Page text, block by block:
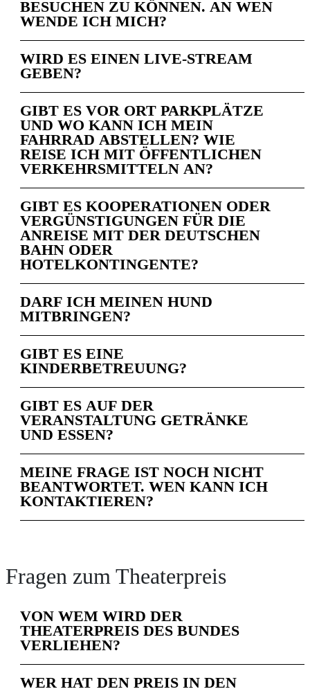
BESUCHEN ZU KÖNNEN. AN WEN
WENDE ICH MICH?
WIRD ES EINEN LIVE-STREAM
GEBEN?
GIBT ES VOR ORT PARKPLÄTZE
UND WO KANN ICH MEIN
FAHRRAD ABSTELLEN? WIE
REISE ICH MIT ÖFFENTLICHEN
VERKEHRSMITTELN AN?
GIBT ES KOOPERATIONEN ODER
VERGÜNSTIGUNGEN FÜR DIE
ANREISE MIT DER DEUTSCHEN
BAHN ODER
HOTELKONTINGENTE?
DARF ICH MEINEN HUND
MITBRINGEN?
GIBT ES EINE
KINDERBETREUUNG?
GIBT ES AUF DER
VERANSTALTUNG GETRÄNKE
UND ESSEN?
MEINE FRAGE IST NOCH NICHT
BEANTWORTET. WEN KANN ICH
KONTAKTIEREN?
Fragen zum Theaterpreis
VON WEM WIRD DER
THEATERPREIS DES BUNDES
VERLIEHEN?
WER HAT DEN PREIS IN DEN